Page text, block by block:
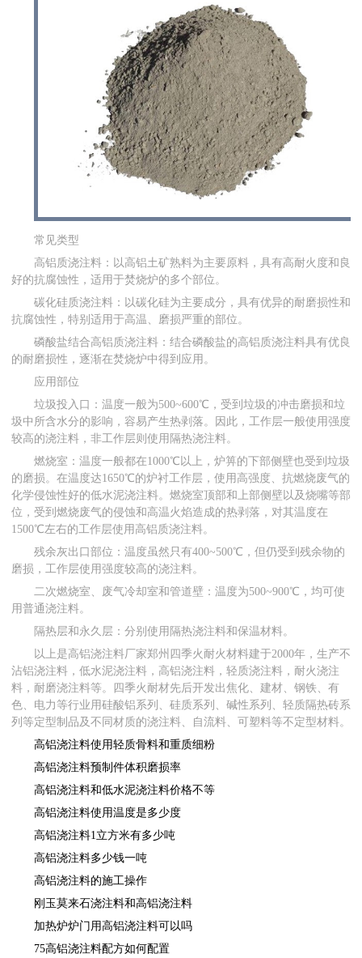
常见类型
高铝质浇注料：以高铝土矿熟料为主要原料，具有高耐火度和良
好的抗腐蚀性，适用于焚烧炉的多个部位。
碳化硅质浇注料：以碳化硅为主要成分，具有优异的耐磨损性和
抗腐蚀性，特别适用于高温、磨损严重的部位。
磷酸盐结合高铝质浇注料：结合磷酸盐的高铝质浇注料具有优良
的耐磨损性，逐渐在焚烧炉中得到应用。
应用部位
垃圾投入口：温度一般为500~600℃，受到垃圾的冲击磨损和垃
圾中所含水分的影响，容易产生热剥落。因此，工作层一般使用强度
较高的浇注料，非工作层则使用隔热浇注料。
燃烧室：温度一般都在1000℃以上，炉箅的下部侧壁也受到垃圾
的磨损。在温度达1650℃的炉衬工作层，使用高强度、抗燃烧废气的
化学侵蚀性好的低水泥浇注料。燃烧室顶部和上部侧壁以及烧嘴等部
位，受到燃烧废气的侵蚀和高温火焰造成的热剥落，对其温度在
1500℃左右的工作层使用高铝质浇注料。
残余灰出口部位：温度虽然只有400~500℃，但仍受到残余物的
磨损，工作层使用强度较高的浇注料。
二次燃烧室、废气冷却室和管道壁：温度为500~900℃，均可使
用普通浇注料。
隔热层和永久层：分别使用隔热浇注料和保温材料。
以上是高铝浇注料厂家郑州四季火耐火材料建于2000年，生产不
沾铝浇注料，低水泥浇注料，高铝浇注料，轻质浇注料，耐火浇注
料，耐磨浇注料等。四季火耐材先后开发出焦化、建材、钢铁、有
色、电力等行业用硅酸铝系列、硅质系列、碱性系列、轻质隔热砖系
列等定型制品及不同材质的浇注料、自流料、可塑料等不定型材料。
高铝浇注料使用轻质骨料和重质细粉
高铝浇注料预制件体积磨损率
高铝浇注料和低水泥浇注料价格不等
高铝浇注料使用温度是多少度
高铝浇注料1立方米有多少吨
高铝浇注料多少钱一吨
高铝浇注料的施工操作
刚玉莫来石浇注料和高铝浇注料
加热炉炉门用高铝浇注料可以吗
75高铝浇注料配方如何配置